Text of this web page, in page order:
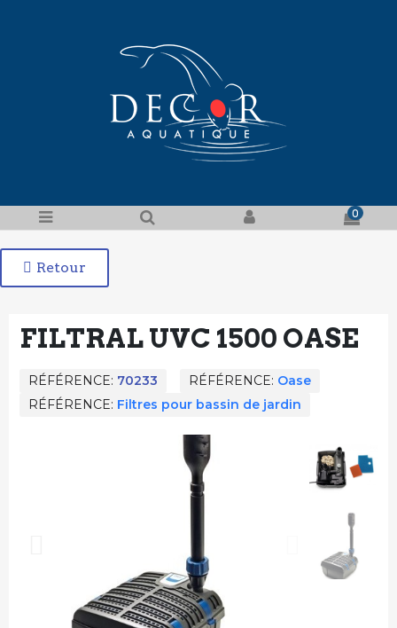
0
Retour
FILTRAL UVC 1500 OASE
RÉFÉRENCE 70233 RÉFÉRENCE Oase
RÉFÉRENCE Filtres pour bassin de jardin